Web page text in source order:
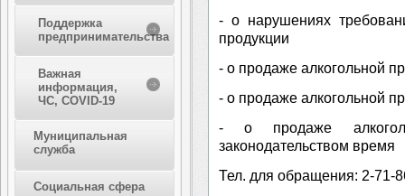
Поддержка
предпринимательства
Важная
информация,
ЧС, COVID-19
Муниципальная
служба
Социальная сфера
- о нарушениях
продукции
- о продаже алкогольной
- о продаже алкогольной
- о продаже
законодательством время
Тел. для обращения: 2-71-